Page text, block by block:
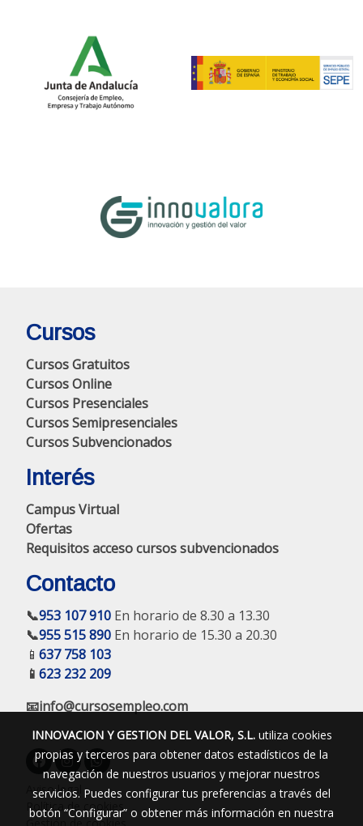
Cursos
Cursos Gratuitos
Cursos Online
Cursos Presenciales
Cursos Semipresenciales
Cursos Subvencionados
Interés
Campus Virtual
Ofertas
Requisitos acceso cursos subvencionados
Contacto
📞953 107 910 En horario de 8.30 a 13.30
📞955 515 890 En horario de 15.30 a 20.30
📱 637 758 103
📱 623 232 209
📧info@cursosempleo.com
Aviso legal
Política de cookies
Gestión de cookies
INNOVACION Y GESTION DEL VALOR, S.L.utiliza cookies
propias y terceros para obtener datos estadísticos de la
navegación de nuestros usuarios y mejorar nuestros
servicios. Puedes configurar tus preferencias a través del
botón “Configurar” o obtener más información en nuestra